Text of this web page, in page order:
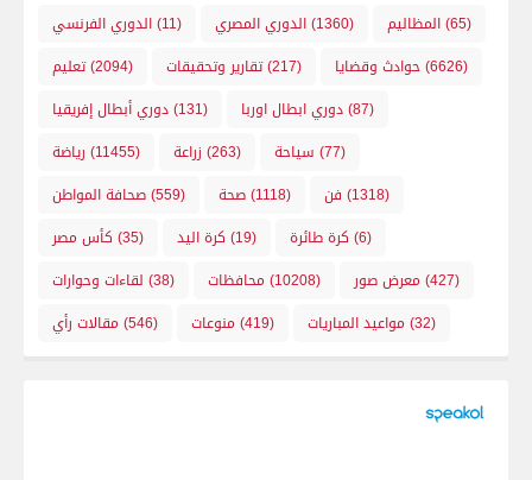
الدوري الفرنسي(11) الدوري المصري(1360) المظاليم(65)
تعليم(2094) تقارير وتحقيقات(217) حوادث وقضايا(6626)
دوري أبطال إفريقيا(131) دوري ابطال اوربا(87)
رياضة (11455) زراعة (263) سياحة (77)
صحافة المواطن(559) صحة(1118) فن (1318)
كأس مصر (35) كرة اليد (19) كرة طائرة (6)
لقاءات وحوارات (38) محافظات (10208) معرض صور (427)
مقالات رأي (546) منوعات (419) مواعيد المباريات (32)